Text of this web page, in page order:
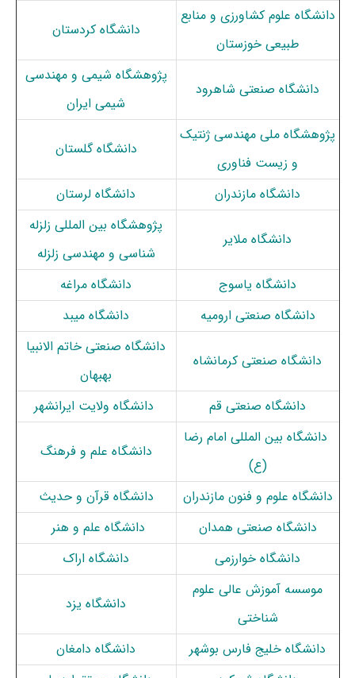
دانشگاه علوم کشاورزی و منابع
طبیعی خوزستان
دانشگاه کردستان
دانشگاه صنعتی شاهرود
پژوهشگاه شیمی و مهندسی
شیمی ایران
پژوهشگاه ملی مهندسی ژنتیک
و زیست فناوری
دانشگاه گلستان
دانشگاه مازندران دانشگاه لرستان
دانشگاه ملایر
پژوهشگاه بین المللی زلزله
شناسی و مهندسی زلزله
دانشگاه یاسوج
دانشگاه مراغه
دانشگاه صنعتی ارومیه
دانشگاه میبد
دانشگاه صنعتی کرمانشاه
دانشگاه صنعتی خاتم الانبیا
بهبهان
دانشگاه صنعتی قم
دانشگاه ولایت ایرانشهر
دانشگاه بین المللی امام رضا
(ع)
دانشگاه علم و فرهنگ
دانشگاه علوم و فنون مازندران
دانشگاه قرآن و حدیث
دانشگاه صنعتی همدان
دانشگاه علم و هنر
دانشگاه خوارزمی
دانشگاه اراک
موسسه آموزش عالی علوم
شناختی
دانشگاه یزد
دانشگاه خلیج فارس بوشهر
دانشگاه دامغان